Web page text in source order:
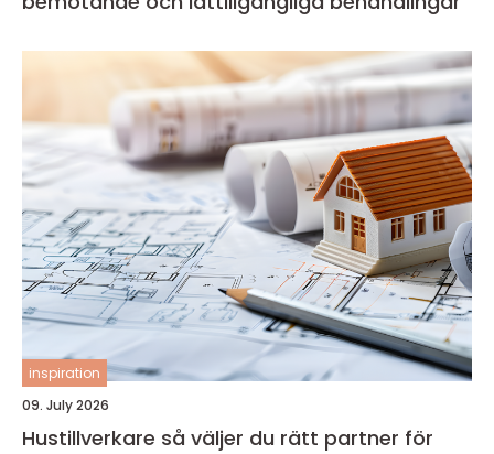
inspiration
09. July 2026
Hustillverkare så väljer du rätt partner för